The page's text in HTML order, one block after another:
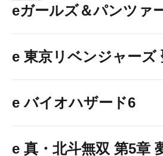
eガールズ＆パンツァ
e 東京リベンジャーズ
e バイオハザード6
e 真・北斗無双 第5章